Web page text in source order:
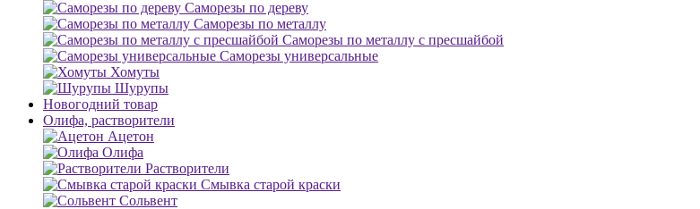
Саморезы по дереву
Саморезы по металлу
Саморезы по металлу с пресшайбой
Саморезы универсальные
Хомуты
Шурупы
Новогодний товар
Олифа, растворители
Ацетон
Олифа
Растворители
Смывка старой краски
Сольвент